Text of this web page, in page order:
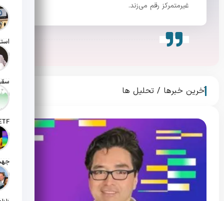
تاریخ
تاریخ
تاریخ
تاریخ
غیرمتمرکز رقم می‌زند.
آخرین خبرها / تحلیل ها